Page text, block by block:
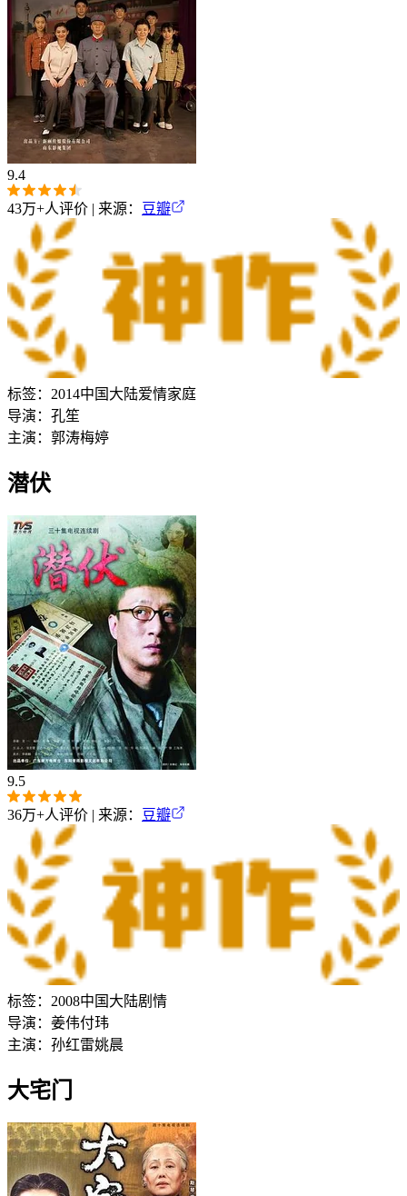
9.4
43万+人评价 | 来源： 豆瓣
标签： 2014中国大陆爱情家庭
导演： 孔笙
主演： 郭涛梅婷
潜伏
9.5
36万+人评价 | 来源： 豆瓣
标签： 2008中国大陆剧情
导演： 姜伟付玮
主演： 孙红雷姚晨
大宅门